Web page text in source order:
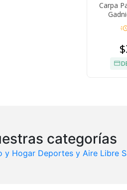
Carpa
categorías
y Hogar Deportes y Aire Libre